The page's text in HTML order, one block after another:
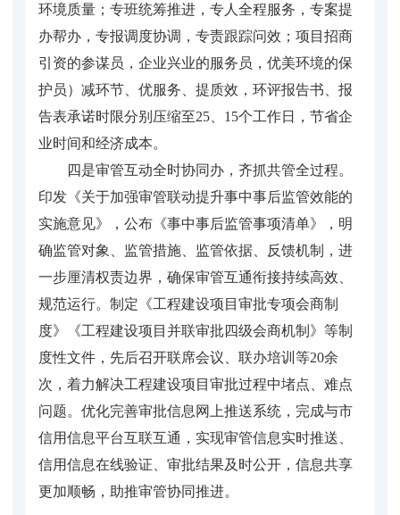
环境质量；专班统筹推进，专人全程服务，专案提
办帮办，专报调度协调，专责跟踪问效；项目招商
引资的参谋员，企业兴业的服务员，优美环境的保
护员）减环节、优服务、提质效，环评报告书、报
告表承诺时限分别压缩至25、15个工作日，节省企
业时间和经济成本。
四是审管互动全时协同办，齐抓共管全过程。
印发《关于加强审管联动提升事中事后监管效能的
实施意见》，公布《事中事后监管事项清单》，明
确监管对象、监管措施、监管依据、反馈机制，进
一步厘清权责边界，确保审管互通衔接持续高效、
规范运行。制定《工程建设项目审批专项会商制
度》《工程建设项目并联审批四级会商机制》等制
度性文件，先后召开联席会议、联办培训等20余
次，着力解决工程建设项目审批过程中堵点、难点
问题。优化完善审批信息网上推送系统，完成与市
信用信息平台互联互通，实现审管信息实时推送、
信用信息在线验证、审批结果及时公开，信息共享
更加顺畅，助推审管协同推进。